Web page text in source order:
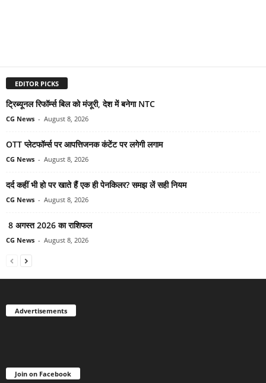
EDITOR PICKS
ट्रिब्यूनल रिफॉर्म्स बिल को मंजूरी, देश में बनेगा NTC
CG News - August 8, 2026
OTT प्लेटफॉर्म्स पर आपत्तिजनक कंटेंट पर लगेगी लगाम
CG News - August 8, 2026
दर्द कहीं भी हो पर खाते हैं एक ही पेनकिलर? समझ लें सही नियम
CG News - August 8, 2026
8 अगस्त 2026 का राशिफल
CG News - August 8, 2026
Advertisements
Join on Facebook